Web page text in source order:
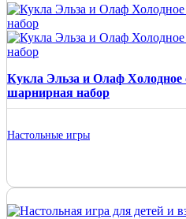
Кукла Эльза и Олаф Холодное
шарнирная набор
Настольные игры